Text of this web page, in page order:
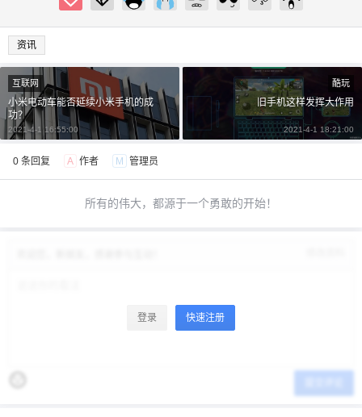
资讯
互联网
小米电动车能否延续小米手机的成
功？
2021-4-1 16:55:00
酷玩
旧手机这样发挥大作用
2021-4-1 18:21:00
0 条回复 A 作者 M 管理员
所有的伟大，都源于一个勇敢的开始！
登录 快速注册